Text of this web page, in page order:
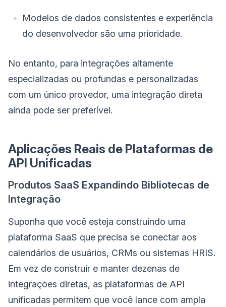
Modelos de dados consistentes e experiência
do desenvolvedor são uma prioridade.
No entanto, para integrações altamente
especializadas ou profundas e personalizadas
com um único provedor, uma integração direta
ainda pode ser preferível.
Aplicações Reais de Plataformas de
API Unificadas
Produtos SaaS Expandindo Bibliotecas de
Integração
Suponha que você esteja construindo uma
plataforma SaaS que precisa se conectar aos
calendários de usuários, CRMs ou sistemas HRIS.
Em vez de construir e manter dezenas de
integrações diretas, as plataformas de API
unificadas permitem que você lance com ampla